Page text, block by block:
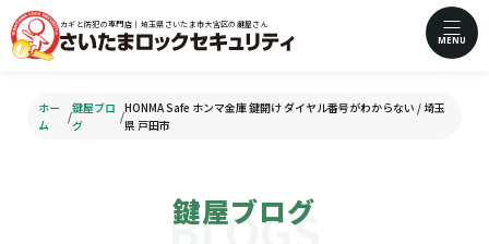
カギと防犯の専門店｜埼玉県さいたま市大宮区の鍵屋さん
MENU
ホー
ム
/
鍵屋ブロ
グ
/
HONMA Safe ホンマ金庫 鍵開け ダイヤル番号がわからない / 埼玉
県 戸田市
鍵屋ブログ